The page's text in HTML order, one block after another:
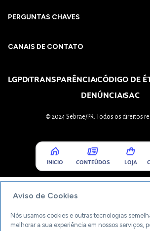
PERGUNTAS CHAVES​
CANAIS DE CONTATO
LGPDTRANSPARÊNCIACÓDIGO DE
DENÚNCIASAC
© 2024 Sebrae/PR. Todos os direitos
INICIO CONTEÚDOS LOJA
Aviso de Cookies
Nós usamos cookies e outras tecnologias
melhorar a sua experiência em nossos serviços,